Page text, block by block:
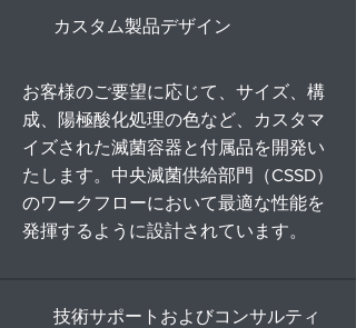
カスタム製品デザイン
お客様のご要望に応じて、サイズ、構
成、陽極酸化処理の色など、カスタマ
イズされた滅菌容器と付属品を開発い
たします。中央滅菌供給部門（CSSD）
のワークフローにおいて最適な性能を
発揮するように設計されています。
技術サポートおよびコンサルティ